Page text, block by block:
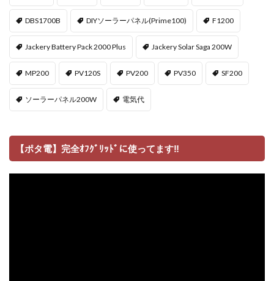
DBS1700B DIYソーラーパネル(Prime100) F1200
Jackery Battery Pack 2000 Plus Jackery Solar Saga 200W
MP200 PV120S PV200 PV350 SF200
ソーラーパネル200W 電気代
【ポタ電】完全ｵﾌｸﾞﾘｯﾄﾞに使ってます‼